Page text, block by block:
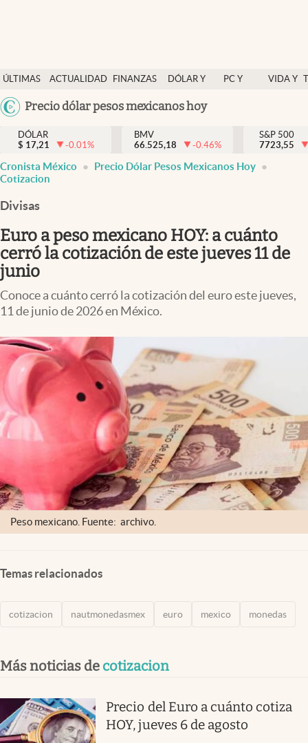
ÚLTIMAS
NOTICIAS
ACTUALIDAD
FINANZAS
DÓLAR Y
PC Y
VIDA Y
México
USA
Precio dólar pesos mexicanos hoy
Actualidad
Finanzas y economía
Dólar y mercados
Opinión
Brand Strategy
Pc y celular
Vida y estilo
Tv
Clima
Espiritualidad
Mediakit
abre en nueva pestaña
DÓLAR
$ 17,21 -0.01%
BMV
66.525,18
-0.46%
S&P 500
7723,55
Cronista México
Precio Dólar Pesos Mexicanos Hoy
Cotizacion
Divisas
Euro a peso mexicano HOY: a cuánto
cerró la cotización de este jueves 11 de
junio
Conoce a cuánto cerró la cotización del euro este jueves,
11 de junio de 2026 en México.
Peso mexicano. Fuente: archivo.
Temas relacionados
cotizacion nautmonedasmex euro mexico monedas
Más noticias de cotizacion
Precio del Euro a cuánto cotiza
HOY, jueves 6 de agosto